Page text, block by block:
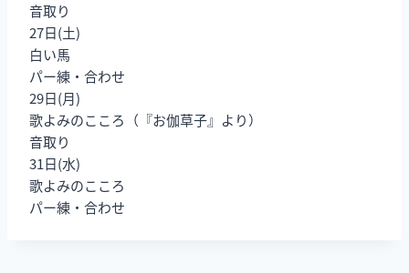
音取り
27日(土)
白い馬
パー練・合わせ
29日(月)
歌よみのこころ（『お伽草子』より）
音取り
31日(水)
歌よみのこころ
パー練・合わせ